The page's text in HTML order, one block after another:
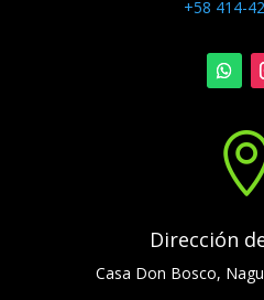
+58 414-
Dirección
Casa Don Bosco,